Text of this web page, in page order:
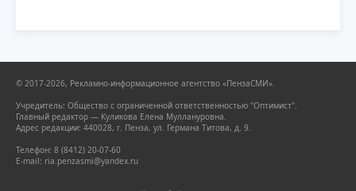
© 2017-2026, Рекламно-информационное агентство «ПензаСМИ».
Учредитель: Общество с ограниченной ответственностью "Оптимист".
Главный редактор — Куликова Елена Муллануровна.
Адрес редакции: 440028, г. Пенза, ул. Германа Титова, д. 9.
Телефон: 8 (8412) 20-07-60
E-mail: ria.penzasmi@yandex.ru